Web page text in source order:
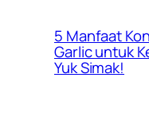
5 Manfaat
Garlic untuk
Yuk Simak!